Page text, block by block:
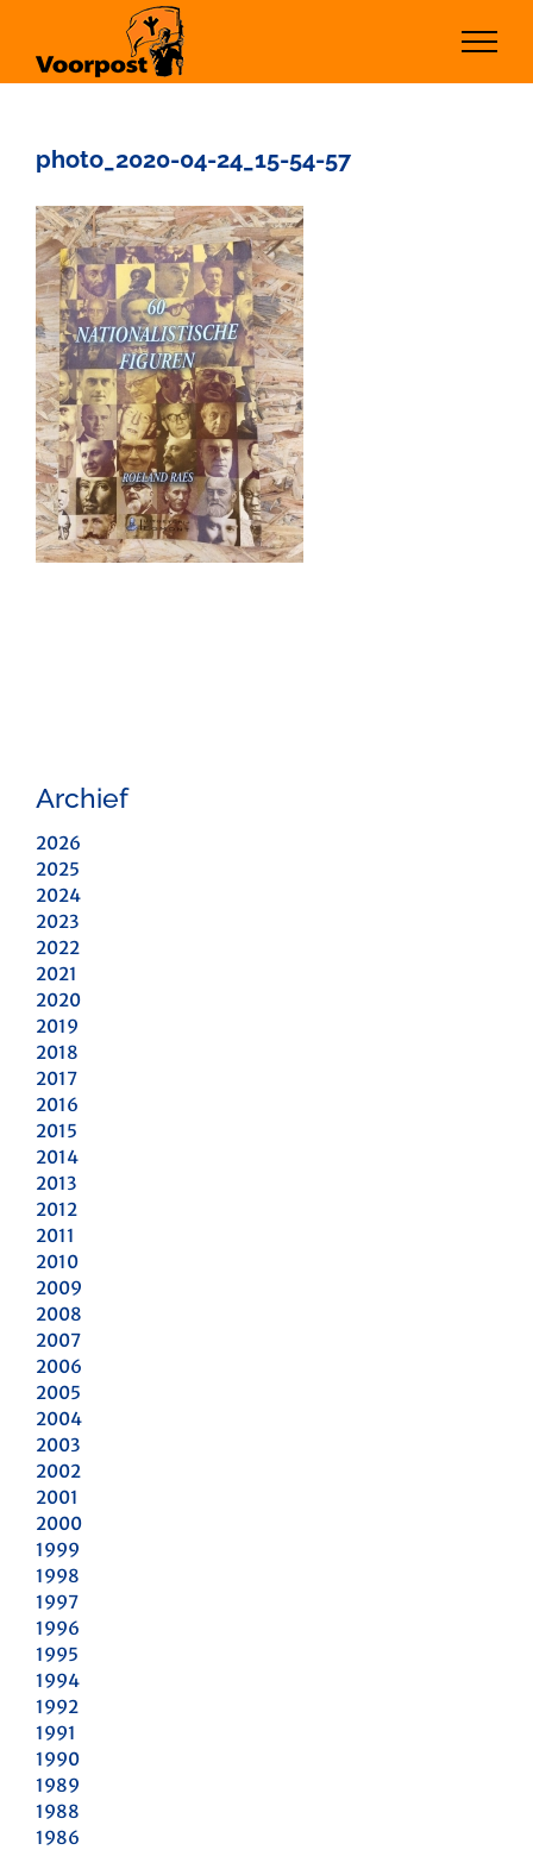
inhoud
photo_2020-04-24_15-54-57
Archief
2026
2025
2024
2023
2022
2021
2020
2019
2018
2017
2016
2015
2014
2013
2012
2011
2010
2009
2008
2007
2006
2005
2004
2003
2002
2001
2000
1999
1998
1997
1996
1995
1994
1992
1991
1990
1989
1988
1986